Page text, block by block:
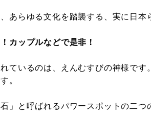
あらゆる文化を踏襲する、実に日本
カップルなどで是非！
ているのは、えんむすびの神様で
。
」と呼ばれるパワースポットの二